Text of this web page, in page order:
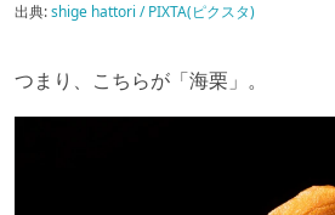
出典:shige hattori / PIXTA(ピクスタ)
つまり、こちらが「海栗」。